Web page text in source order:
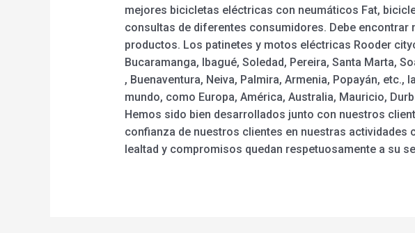
mejores bicicletas eléctricas con neumáticos Fat,
consultas de diferentes consumidores. Debe
productos. Los patinetes y motos eléctricas Rooder
Bucaramanga, Ibagué, Soledad, Pereira, Santa Marta,
, Buenaventura, Neiva, Palmira, Armenia, Popayán,
mundo, como Europa, América, Australia, Mauricio,
Hemos sido bien desarrollados junto con nuestros
confianza de nuestros clientes en nuestras
lealtad y compromisos quedan respetuosamente a su